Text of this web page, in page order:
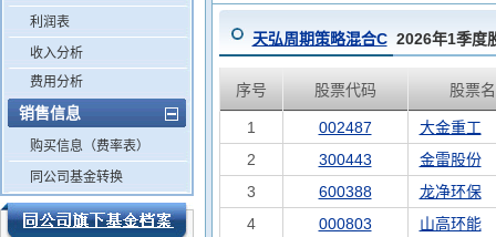
利润表
收入分析
费用分析
销售信息
购买信息（费率表）
同公司基金转换
天弘周期策略混合C2026年1季度
序号 股票代码 股票
1 002487
大金重工
2
300443
金雷股份
3
600388
龙净环保
4
000803
山高环能